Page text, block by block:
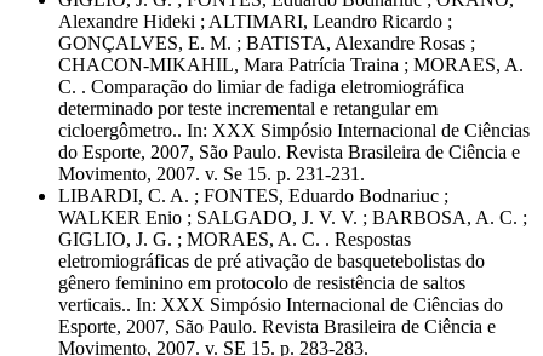
Alexandre Hideki ; ALTIMARI, Leandro Ricardo ;
GONÇALVES, E. M. ; BATISTA, Alexandre Rosas ;
CHACON-MIKAHIL, Mara Patrícia Traina ; MORAES, A.
C. . Comparação do limiar de fadiga eletromiográfica
determinado por teste incremental e retangular em
cicloergômetro.. In: XXX Simpósio Internacional de Ciências
do Esporte, 2007, São Paulo. Revista Brasileira de Ciência e
Movimento, 2007. v. Se 15. p. 231-231.
LIBARDI, C. A. ; FONTES, Eduardo Bodnariuc ;
WALKER Enio ; SALGADO, J. V. V. ; BARBOSA, A. C. ;
GIGLIO, J. G. ; MORAES, A. C. . Respostas
eletromiográficas de pré ativação de basquetebolistas do
gênero feminino em protocolo de resistência de saltos
verticais.. In: XXX Simpósio Internacional de Ciências do
Esporte, 2007, São Paulo. Revista Brasileira de Ciência e
Movimento, 2007. v. SE 15. p. 283-283.